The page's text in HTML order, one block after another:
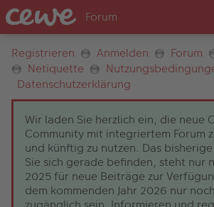
Registrieren Anmelden Forum
Netiquette
Datenschutzerklärung
Wir laden Sie herzlich ein, die neue
Community mit integriertem Forum
und künftig zu nutzen. Das
Sie sich gerade befinden, steht nur
2025 für neue Beiträge zur
dem kommenden Jahr 2026 nur